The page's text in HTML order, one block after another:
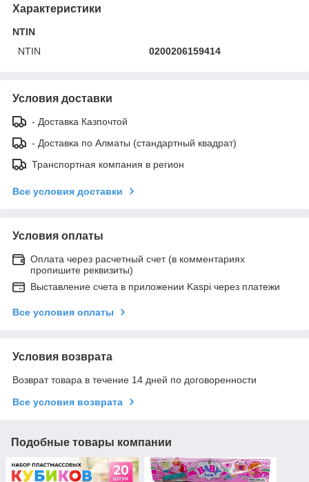
Характеристики
NTIN
NTIN
0200206159414
Условия доставки
- Доставка Казпочтой
- Доставка по Алматы (стандартный квадрат)
Транспортная компания в регион
Все условия доставки
Условия оплаты
Оплата через расчетный счет (в комментариях
пропишите реквизиты)
Выставление счета в приложении Kaspi через платежи
Все условия оплаты
Условия возврата
Возврат товара в течение 14 дней по договоренности
Все условия возврата
Подобные товары компании